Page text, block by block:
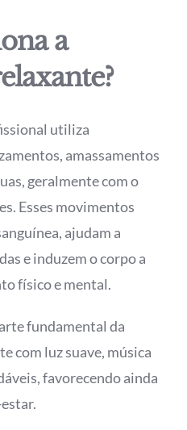
a
utiliza
amassamentos
geralmente com o
Esses movimentos
ajudam a
e induzem o corpo a
físico e mental.
fundamental da
com luz suave, música
favorecendo ainda